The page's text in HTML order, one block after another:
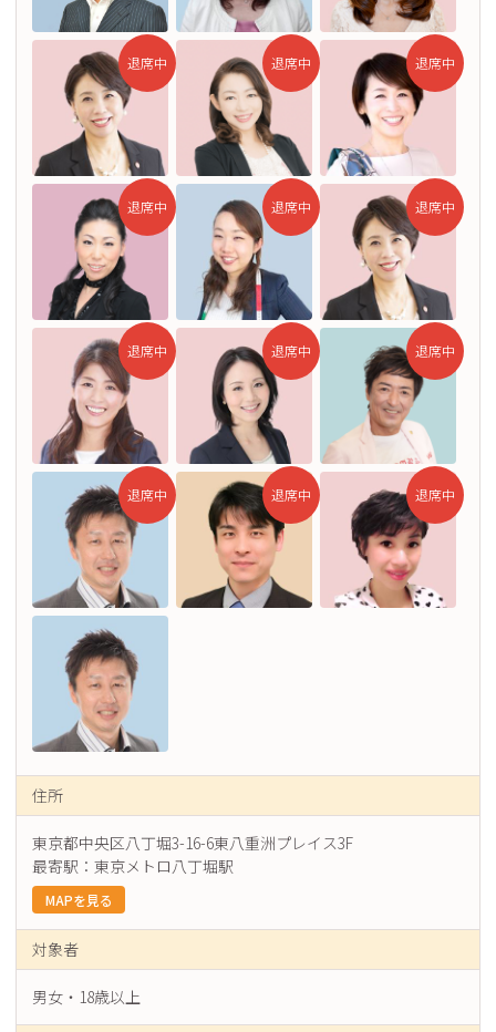
退席中 退席中 退席中
退席中 退席中 退席中
退席中 退席中 退席中
退席中 退席中 退席中
住所
東京都中央区八丁堀3-16-6東八重洲プレイス3F
最寄駅：東京メトロ八丁堀駅
MAPを見る
対象者
男女・18歳以上